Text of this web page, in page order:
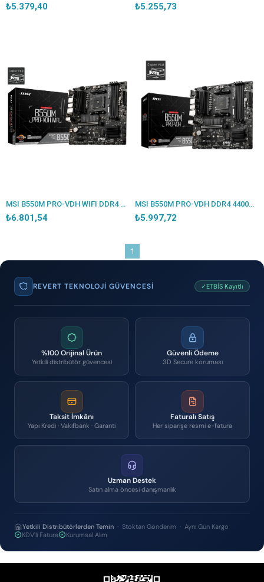
₺5.379,40 ₺5.255,73
MSI B550M PRO-VDH WIFI DDR4 4400MHZ 1XVGA 1XHDMI 1XDP 2XM.2 USB 3.2 MATX AM4 (AMD 5000/4000G/3000 SERİLERİ İLE UYUMLU)
₺6.801,54
MSI B550M PRO-VDH DDR4 4400MHZ 1XVGA 1XHDMI 1XDP 2XM.2 USB 3.2 MATX AM4 (AMD 5000/4000G/3000 SERİLERİ İLE UYUMLU)
₺5.997,72
1
REVERT TEKNOLOJI GÜVENCESI ✓ETBİS Kayıtlı
%100 Orijinal Ürün
Yetkili distribütör güvencesi
Güvenli Ödeme
3D Secure koruması
Taksit İmkânı
Yapı Kredi · Vakıfbank · Garanti
Faturalı Satış
Her siparişe resmi e-fatura
Uzman Destek
Satın alma öncesi danışmanlık
Yetkili Distribütörlerden Temin · Stoktan Gönderim · Aynı Gün Kargo
KDV'li Fatura
Kurumsal Alım